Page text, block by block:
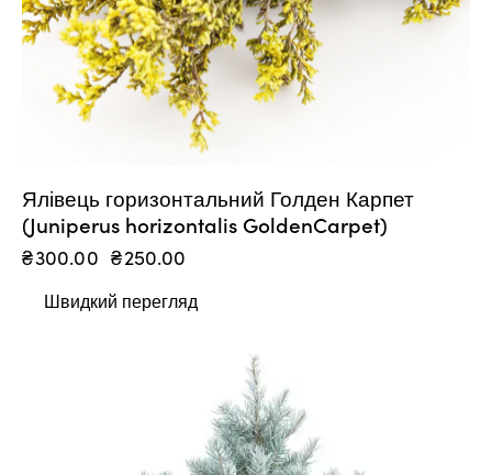
Ялівець горизонтальний Голден Карпет
(Juniperus horizontalis GoldenCarpet)
₴300.00 ₴250.00
Швидкий перегляд